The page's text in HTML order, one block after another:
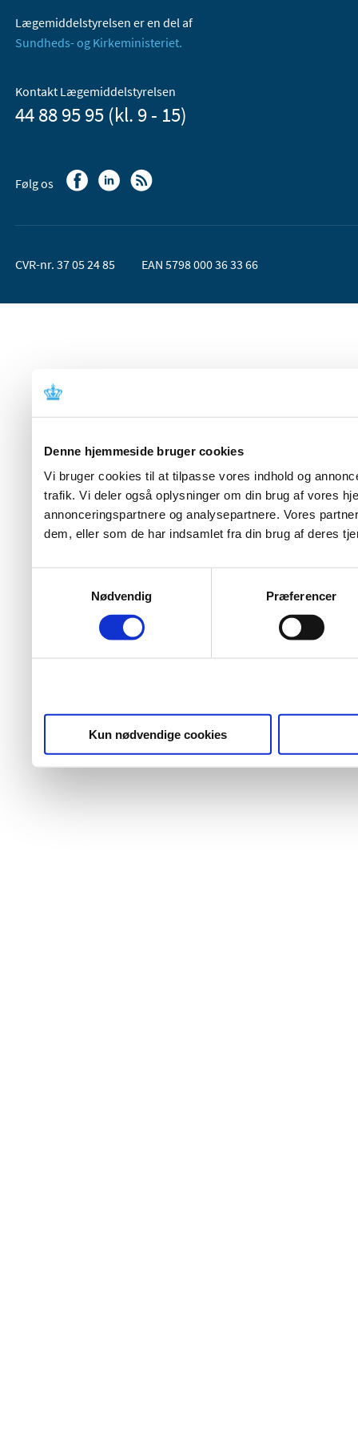
Denne hjemmeside bruger cookies
Vi bruger cookies til at tilpasse vores indhold og
trafik. Vi deler også oplysninger om din brug af vores
annonceringspartnere og analysepartnere. Vores
dem, eller som de har indsamlet fra din brug af deres
Nødvendig
Præferencer
Kun nødvendige cookies
Lægemiddelstyrelsen er en del af
Sundheds- og Kirkeministeriet.
Kontakt Lægemiddelstyrelsen
44 88 95 95 (kl. 9 - 15)
Følg os
CVR-nr. 37 05 24 85 EAN 5798 000 36 33 66